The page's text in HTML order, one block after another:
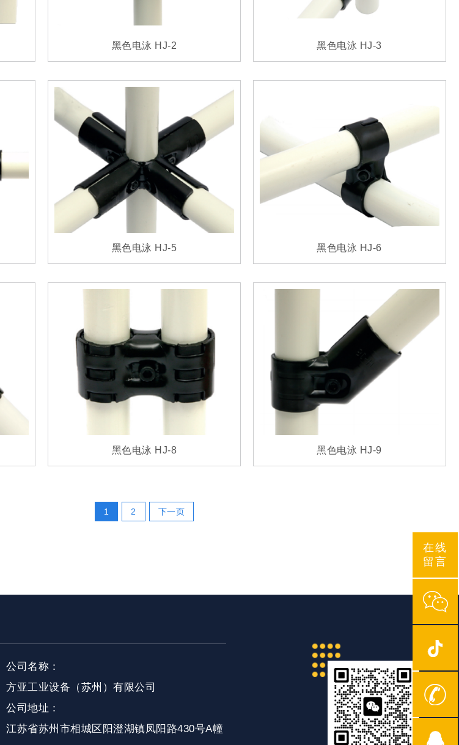
黑色电泳 HJ-2 黑色电泳 HJ-3
黑色电泳 HJ-5 黑色电泳 HJ-6
黑色电泳 HJ-8 黑色电泳 HJ-9
1 2 下一页
公司名称：
方亚工业设备（苏州）有限公司
公司地址：
江苏省苏州市相城区阳澄湖镇凤阳路430号A幢
在线
留言